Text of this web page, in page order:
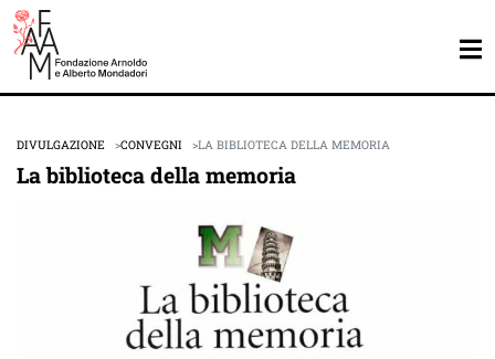
DIVULGAZIONE CONVEGNI LA BIBLIOTECA DELLA MEMORIA
La biblioteca della memoria